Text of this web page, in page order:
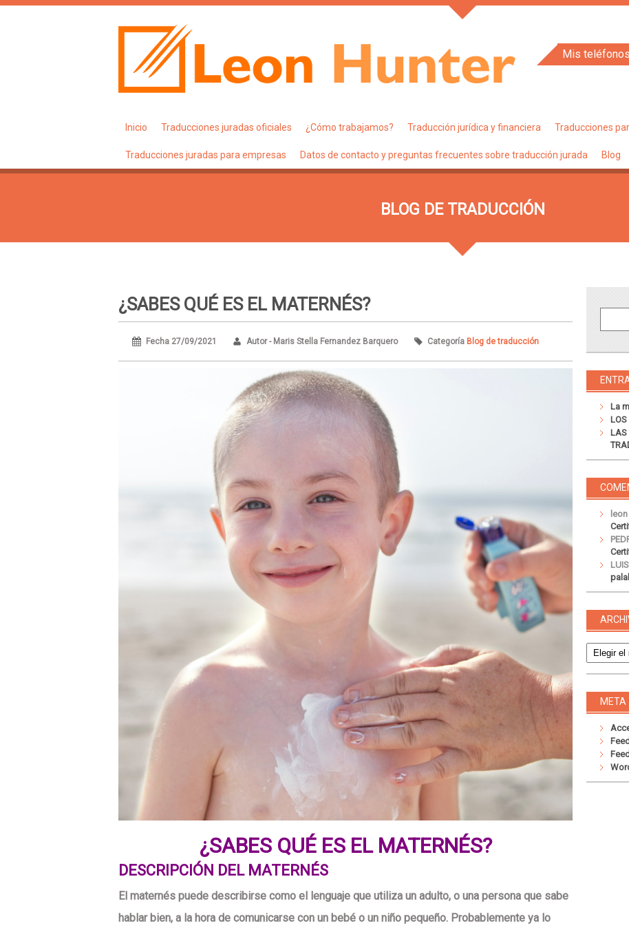
Mis
Inicio Traducciones juradas oficiales ¿Cómo trabajamos? Traducción jurídica y financiera Traducciones
Traducciones juradas para empresas Datos de contacto y preguntas frecuentes sobre traducción jurada Blog
BLOG DE TRADUCCIÓN
¿SABES QUÉ ES EL MATERNÉS?
Fecha 27/09/2021 Autor - Maris Stella Fernandez Barquero Categoría Blog de traducción
¿SABES QUÉ ES EL MATERNÉS?
DESCRIPCIÓN DEL MATERNÉS
El maternés puede describirse como el lenguaje que utiliza un adulto, o una persona que sabe
hablar bien, a la hora de comunicarse con un bebé o un niño pequeño. Probablemente ya lo
La
LOS
LAS
META